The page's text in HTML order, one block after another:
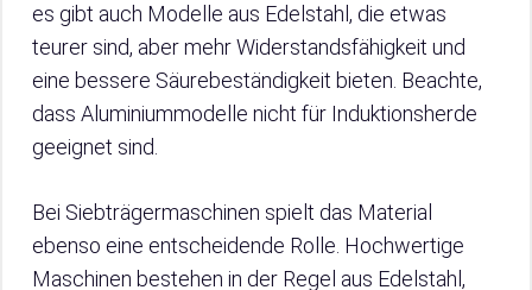
es gibt auch Modelle aus Edelstahl, die etwas
teurer sind, aber mehr Widerstandsfähigkeit und
eine bessere Säurebeständigkeit bieten. Beachte,
dass Aluminiummodelle nicht für Induktionsherde
geeignet sind.
Bei Siebträgermaschinen spielt das Material
ebenso eine entscheidende Rolle. Hochwertige
Maschinen bestehen in der Regel aus Edelstahl,